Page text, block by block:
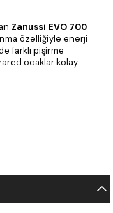
Zanussi EVO 700
özelliğiyle enerji
farklı pişirme
ocaklar kolay